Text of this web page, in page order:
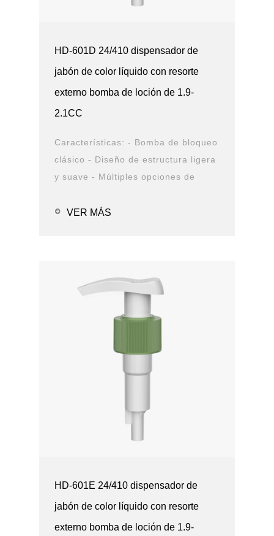
HD-601D 24/410 dispensador de
jabón de color líquido con resorte
externo bomba de loción de 1.9-
2.1CC
Características: - Bomba de bloqueo
clásico - Diseño de estructura ligera
y suave - Múltiples opciones de
solución de PCR - Prueba de fugas
VER MÁS
HD-601E 24/410 dispensador de
jabón de color líquido con resorte
externo bomba de loción de 1.9-